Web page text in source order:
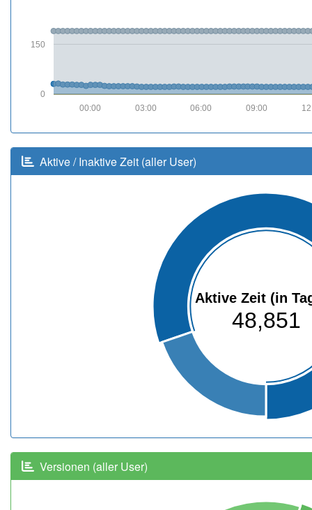
0
150
09:00
06:00
03:00
00:00
Aktive / Inaktive Zeit (aller User)
Aktive Zeit (in
48,851
Versionen (aller User)